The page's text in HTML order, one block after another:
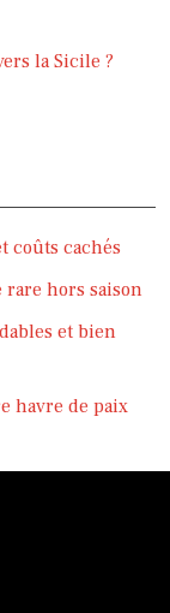
la Sicile ?
coûts cachés
hors saison
et bien
havre de paix